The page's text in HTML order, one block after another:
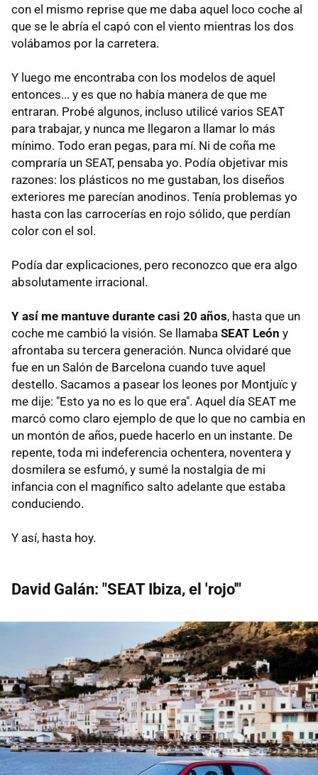
con el mismo reprise que me daba aquel loco coche al
que se le abría el capó con el viento mientras los dos
volábamos por la carretera.
Y luego me encontraba con los modelos de aquel
entonces... y es que no había manera de que me
entraran. Probé algunos, incluso utilicé varios SEAT
para trabajar, y nunca me llegaron a llamar lo más
mínimo. Todo eran pegas, para mí. Ni de coña me
compraría un SEAT, pensaba yo. Podía objetivar mis
razones: los plásticos no me gustaban, los diseños
exteriores me parecían anodinos. Tenía problemas yo
hasta con las carrocerías en rojo sólido, que perdían
color con el sol.
Podía dar explicaciones, pero reconozco que era algo
absolutamente irracional.
Y así me mantuve durante casi 20 años, hasta que un
coche me cambió la visión. Se llamaba SEAT León y
afrontaba su tercera generación. Nunca olvidaré que
fue en un Salón de Barcelona cuando tuve aquel
destello. Sacamos a pasear los leones por Montjuïc y
me dije: "Esto ya no es lo que era". Aquel día SEAT me
marcó como claro ejemplo de que lo que no cambia en
un montón de años, puede hacerlo en un instante. De
repente, toda mi indeferencia ochentera, noventera y
dosmilera se esfumó, y sumé la nostalgia de mi
infancia con el magnífico salto adelante que estaba
conduciendo.
Y así, hasta hoy.
David Galán: "SEAT Ibiza, el 'rojo'"